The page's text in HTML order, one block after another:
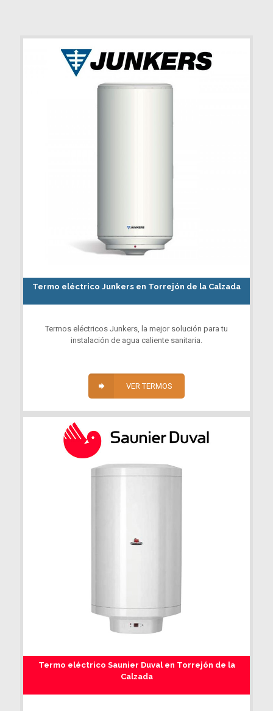
Termo eléctrico Junkers en Torrejón de la Calzada
Termos eléctricos Junkers, la mejor solución para tu
instalación de agua caliente sanitaria.
VER TERMOS
Termo eléctrico Saunier Duval en Torrejón de la
Calzada